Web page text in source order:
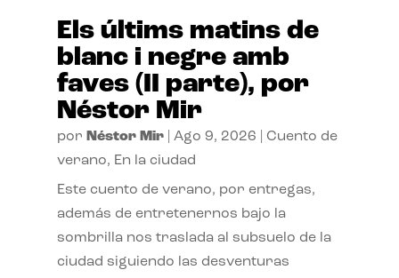
Els últims matins de
blanc i negre amb
faves (II parte), por
Néstor Mir
por Néstor Mir| Ago 9, 2026
Cuento de
verano, En la ciudad
Este cuento de verano, por entregas,
además de entretenernos bajo la
sombrilla nos traslada al subsuelo de la
ciudad siguiendo las desventuras